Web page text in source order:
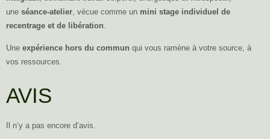
une séance-atelier , vécue comme un mini stage individuel de
recentrage et de libération
Une expérience hors du commun qui vous ramène à votre source, à
vos ressources.
AVIS
Il n’y a pas encore d’avis.